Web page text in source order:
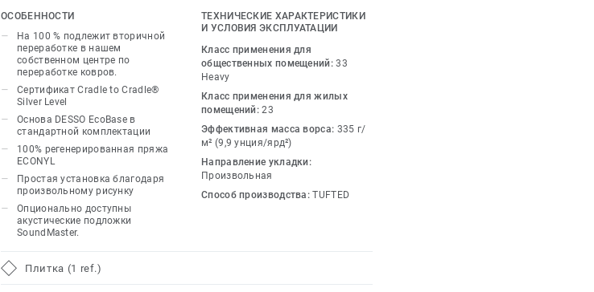
человеческого прикосновения к интерьеру рабочего места,
тонкий узор DESSO Serene и Serene Color черпает творческие
намеки на безмятежность акварельных картин.
Доступный в богатой палитре из 9 нейтральных тонов,
Serene варьируется от прохладных, успокаивающих оттенков
до теплых и дружелюбных оттенков. Являясь частью
коллекции More Than Human, Serene взывает к чувствам,
каждый из ее уникальных компонентов воплощает в себе
тактильность и, что наиболее важно, предлагает
адаптируемость.
Дополняя органическую природу Serene, коллекция Tarkett
Включая 8 акцентных тонов, дизайнеры могут выбрать
ОСОБЕННОСТИ
На 100 % подлежит вторичной
переработке в нашем
собственном центре по
переработке ковров.
Сертификат Cradle to Cradle®
Silver Level
Основа DESSO EcoBase в
стандартной комплектации
100% регенерированная пряжа
ECONYL
Простая установка благодаря
произвольному рисунку
Опционально доступны
акустические подложки
SoundMaster.
ТЕХНИЧЕСКИЕ ХАРАКТЕРИСТИКИ
И УСЛОВИЯ ЭКСПЛУАТАЦИИ
Класс применения для
общественных помещений:33
Heavy
Класс применения для жилых
помещений:23
Эффективная масса ворса: 335 г/
м² (9,9 унция/ярд²)
Направление укладки:
Произвольная
Способ производства:TUFTED
Плитка (1 ref.)